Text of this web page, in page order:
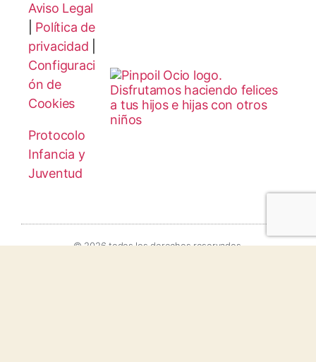
Aviso Legal
Política de
privacidad
Configuraci
ón de
Cookies
Protocolo
Infancia y
Juventud
© 2026 todos los derechos reservados.